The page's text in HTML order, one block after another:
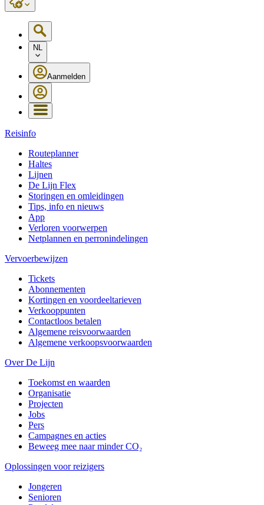
NL
Aanmelden
Reisinfo
Routeplanner
Haltes
Lijnen
De Lijn Flex
Storingen en omleidingen
Tips, info en nieuws
App
Verloren voorwerpen
Netplannen en perronindelingen
Vervoerbewijzen
Tickets
Abonnementen
Kortingen en voordeeltarieven
Verkooppunten
Contactloos betalen
Algemene reisvoorwaarden
Algemene verkoopsvoorwaarden
Over De Lijn
Toekomst en waarden
Organisatie
Projecten
Jobs
Pers
Campagnes en acties
Beweeg mee naar minder CO₂
Oplossingen voor reizigers
Jongeren
Senioren